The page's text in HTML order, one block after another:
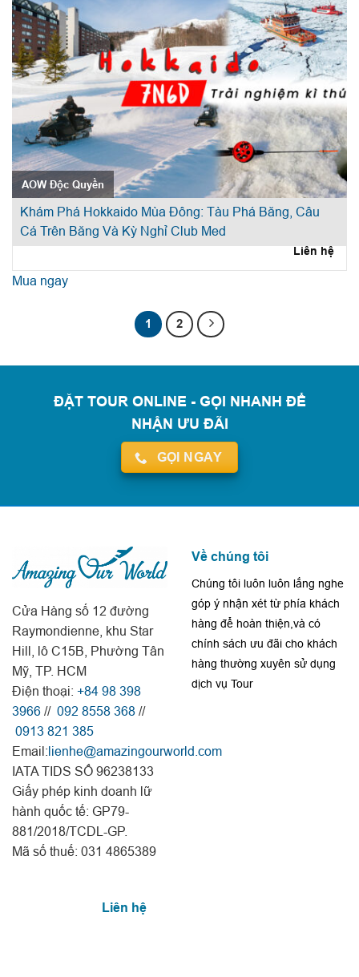
AOW Độc Quyền
Khám Phá Hokkaido Mùa Đông: Tàu Phá Băng, Câu
Cá Trên Băng Và Kỳ Nghỉ Club Med
Liên hệ
Mua ngay
1 2
ĐẶT TOUR ONLINE - GỌI NHANH ĐỂ
NHẬN ƯU ĐÃI
GỌI NGAY
Cửa Hàng số 12 đường
Raymondienne, khu Star
Hill, lô C15B, Phường Tân
Mỹ, TP. HCM
Điện thoại: +84 98 398
3966 // 092 8558 368 //
0913 821 385
Email:lienhe@amazingourworld.com
IATA TIDS SỐ 96238133
Giấy phép kinh doanh lữ
hành quốc tế: GP79-
881/2018/TCDL-GP.
Mã số thuế: 031 4865389
Về chúng tôi
Chúng tôi luôn luôn lắng nghe
góp ý nhận xét từ phía khách
hàng để hoàn thiện,và có
chính sách ưu đãi cho khách
hàng thường xuyên sử dụng
dịch vụ Tour
Liên hệ